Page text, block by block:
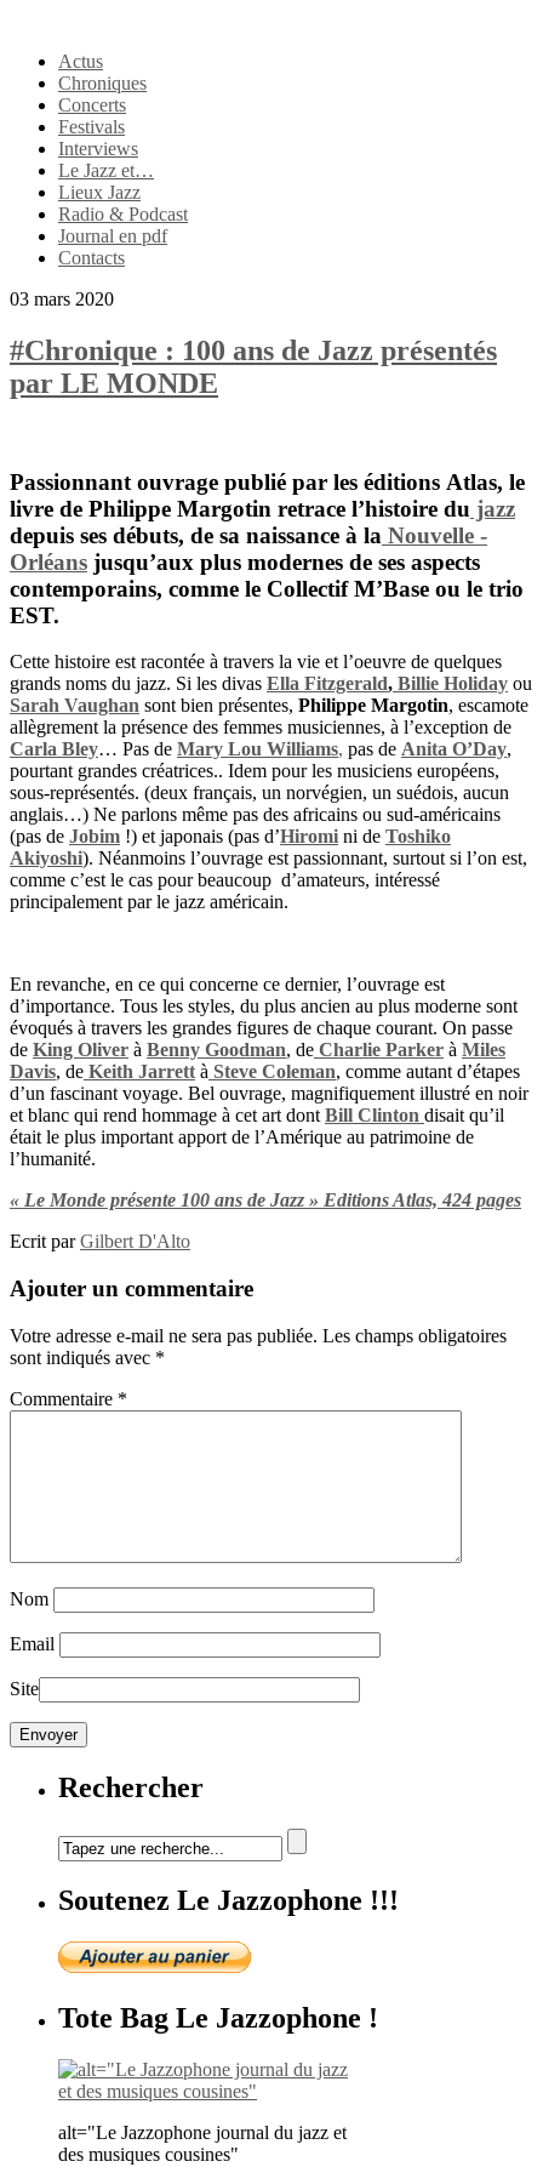
Actus
Chroniques
Concerts
Festivals
Interviews
Le Jazz et…
Lieux Jazz
Radio & Podcast
Journal en pdf
Contacts
03 mars 2020
#Chronique : 100 ans de Jazz présentés
par LE MONDE
Passionnant ouvrage publié par les éditions Atlas, le
livre de Philippe Margotin retrace l’histoire du jazz
depuis ses débuts, de sa naissance à la Nouvelle -
Orléans jusqu’aux plus modernes de ses aspects
contemporains, comme le Collectif M’Base ou le trio
EST.
Cette histoire est racontée à travers la vie et l’oeuvre de quelques
grands noms du jazz. Si les divas Ella Fitzgerald, Billie Holiday ou
Sarah Vaughan sont bien présentes, Philippe Margotin, escamote
allègrement la présence des femmes musiciennes, à l’exception de
Carla Bley… Pas de Mary Lou Williams, pas de Anita O’Day,
pourtant grandes créatrices.. Idem pour les musiciens européens,
sous-représentés. (deux français, un norvégien, un suédois, aucun
anglais…) Ne parlons même pas des africains ou sud-américains
(pas de Jobim !) et japonais (pas d’Hiromi ni de Toshiko
Akiyoshi). Néanmoins l’ouvrage est passionnant, surtout si l’on est,
comme c’est le cas pour beaucoup d’amateurs, intéressé
principalement par le jazz américain.
En revanche, en ce qui concerne ce dernier, l’ouvrage est
d’importance. Tous les styles, du plus ancien au plus moderne sont
évoqués à travers les grandes figures de chaque courant. On passe
de King Oliver à Benny Goodman, de Charlie Parker à Miles
Davis, de Keith Jarrett à Steve Coleman, comme autant d’étapes
d’un fascinant voyage. Bel ouvrage, magnifiquement illustré en noir
et blanc qui rend hommage à cet art dont Bill Clinton disait qu’il
était le plus important apport de l’Amérique au patrimoine de
l’humanité.
« Le Monde présente 100 ans de Jazz » Editions Atlas, 424 pages
Ecrit parGilbert D'Alto
Ajouter un commentaire
Votre adresse e-mail ne sera pas publiée. Les champs obligatoires
sont indiqués avec *
Commentaire *
Nom
Email
Site
Rechercher
Soutenez Le Jazzophone !!!
Tote Bag Le Jazzophone !
alt="Le Jazzophone journal du jazz et
des musiques cousines"